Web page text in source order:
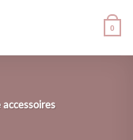
0
accessoires